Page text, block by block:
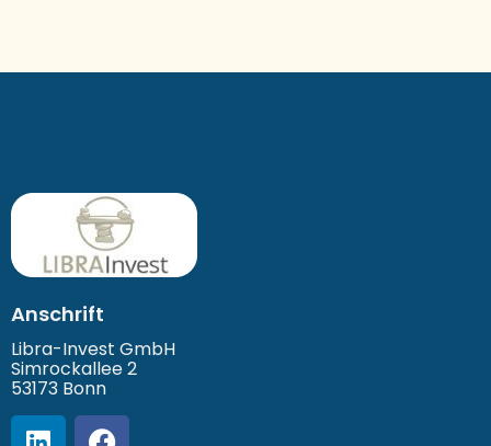
Anschrift
Libra-Invest GmbH
Simrockallee 2
53173 Bonn